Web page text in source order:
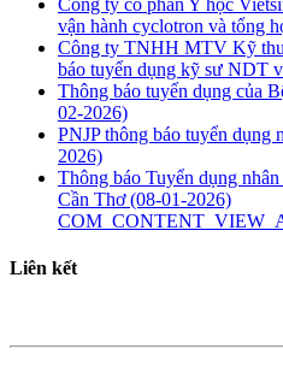
vận hành cyclotron và tổng
Công ty TNHH MTV Kỹ
báo tuyển dụng kỹ sư NDT
Thông báo tuyển dụng của
02-2026)
PNJP thông báo tuyển dụng
2026)
Thông báo Tuyển dụng
Cần Thơ(08-01-2026)
Liên kết